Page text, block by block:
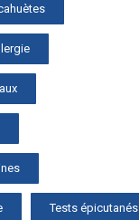
Tests épicutanés